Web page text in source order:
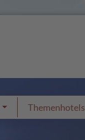
Themenhotels